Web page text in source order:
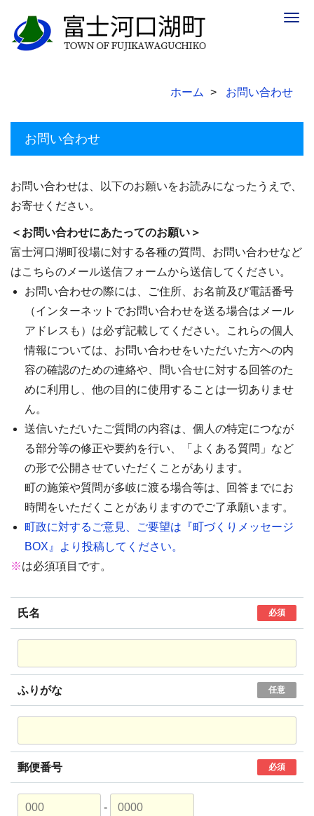
ホーム お問い合わせ
お問い合わせ
お問い合わせは、以下のお願いをお読みになったうえで、
お寄せください。
＜お問い合わせにあたってのお願い＞
富士河口湖町役場に対する各種の質問、お問い合わせなど
はこちらのメール送信フォームから送信してください。
お問い合わせの際には、ご住所、お名前及び電話番号
（インターネットでお問い合わせを送る場合はメール
アドレスも）は必ず記載してください。これらの個人
情報については、お問い合わせをいただいた方への内
容の確認のための連絡や、問い合せに対する回答のた
めに利用し、他の目的に使用することは一切ありませ
ん。
送信いただいたご質問の内容は、個人の特定につなが
る部分等の修正や要約を行い、「よくある質問」など
の形で公開させていただくことがあります。
町の施策や質問が多岐に渡る場合等は、回答までにお
時間をいただくことがありますのでご了承願います。
町政に対するご意見、ご要望は『町づくりメッセージ
BOX』より投稿してください。
※は必須項目です。
氏名 必須
ふりがな 任意
郵便番号 必須
-